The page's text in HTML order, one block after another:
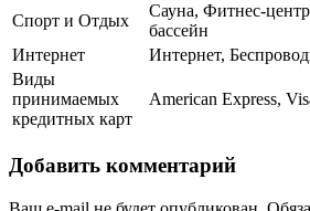
Спорт и Отдых
Сауна, Фитнес-
бассейн
Интернет
Интернет,
Виды
принимаемых
кредитных карт
American Express,
Добавить комментарий